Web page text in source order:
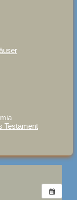
Testament